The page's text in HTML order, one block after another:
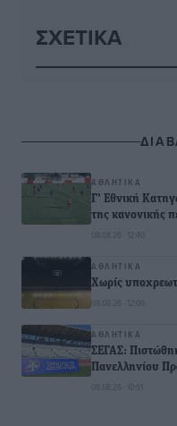
ΣΧΕΤΙΚΆ
ΑΘΛΗΤΙΚΆ
Γ’ Εθνική
της κανονικής
08.08.26 · 12:40
ΑΘΛΗΤΙΚΆ
Χωρίς
08.08.26 · 12:00
ΑΘΛΗΤΙΚΆ
ΣΕΓΑΣ:
Πανελληνίου
08.08.26 · 10:51